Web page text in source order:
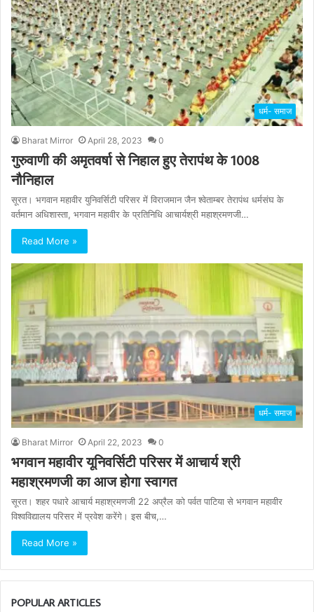
धर्म- समाज
Bharat Mirror April 28, 2023 0
गुरुवाणी की अमृतवर्षा से निहाल हुए तेरापंथ के 1008
नौनिहाल
सूरत। भगवान महावीर युनिवर्सिटी परिसर में विराजमान जैन श्वेताम्बर तेरापंथ धर्मसंघ के
वर्तमान अधिशास्ता, भगवान महावीर के प्रतिनिधि आचार्यश्री महाश्रमणजी…
Read More »
धर्म- समाज
Bharat Mirror April 22, 2023 0
भगवान महावीर यूनिवर्सिटी परिसर में आचार्य श्री
महाश्रमणजी का आज होगा स्वागत
सूरत। शहर पधारे आचार्य महाश्रमणजी 22 अप्रैल को पर्वत पाटिया से भगवान महावीर
विश्वविद्यालय परिसर में प्रवेश करेंगे। इस बीच,…
Read More »
POPULAR ARTICLES